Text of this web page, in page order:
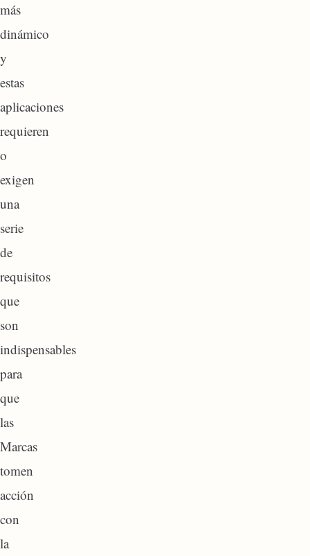
más
dinámico
y
estas
aplicaciones
requieren
o
exigen
una
serie
de
requisitos
que
son
indispensables
para
que
las
Marcas
tomen
acción
con
la